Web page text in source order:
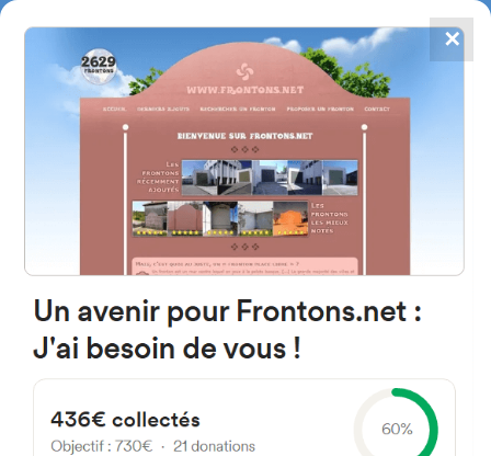
FRONTONS.NET
RECHERCHER UN FRONTON
PROPOSER UN FRONTON
4867
frontons
31621 Sarriguren, Navarra
Calle Elizmendi 1
✕